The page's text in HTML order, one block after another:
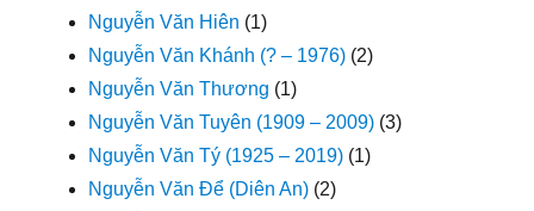
Nguyễn Văn Hiên (1)
Nguyễn Văn Khánh (? – 1976) (2)
Nguyễn Văn Thương (1)
Nguyễn Văn Tuyên (1909 – 2009) (3)
Nguyễn Văn Tý (1925 – 2019) (1)
Nguyễn Văn Để (Diên An) (2)